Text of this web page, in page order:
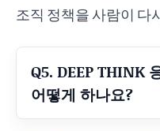
조직 정책을 사람이 다
Q5. DEEP THINK
어떻게 하나요?